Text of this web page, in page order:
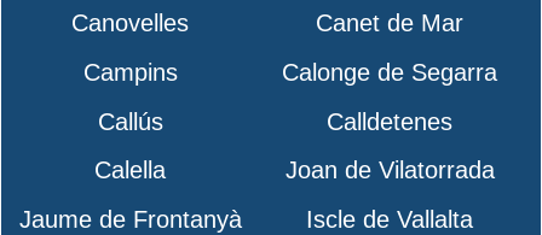
Canovelles
Canet de Mar
Campins
Calonge de Segarra
Callús
Calldetenes
Calella
Joan de Vilatorrada
Jaume de Frontanyà
Iscle de Vallalta